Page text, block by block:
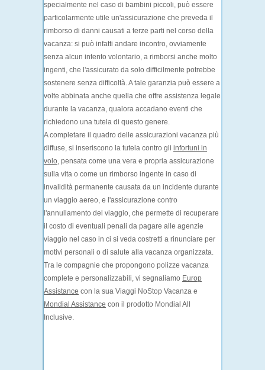
specialmente nel caso di bambini piccoli, può essere
particolarmente utile un'assicurazione che preveda il
rimborso di danni causati a terze parti nel corso della
vacanza: si può infatti andare incontro, ovviamente
senza alcun intento volontario, a rimborsi anche molto
ingenti, che l'assicurato da solo difficilmente potrebbe
sostenere senza difficoltà. A tale garanzia può essere a
volte abbinata anche quella che offre assistenza legale
durante la vacanza, qualora accadano eventi che
richiedono una tutela di questo genere.
A completare il quadro delle assicurazioni vacanza più
diffuse, si inseriscono la tutela contro gli infortuni in
volo, pensata come una vera e propria assicurazione
sulla vita o come un rimborso ingente in caso di
invalidità permanente causata da un incidente durante
un viaggio aereo, e l'assicurazione contro
l'annullamento del viaggio, che permette di recuperare
il costo di eventuali penali da pagare alle agenzie
viaggio nel caso in ci si veda costretti a rinunciare per
motivi personali o di salute alla vacanza organizzata.
Tra le compagnie che propongono polizze vacanza
complete e personalizzabili, vi segnaliamo Europ
Assistance con la sua Viaggi NoStop Vacanza e
Mondial Assistance con il prodotto Mondial All
Inclusive.